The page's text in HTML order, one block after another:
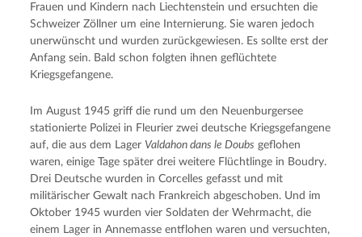
Frauen und Kindern nach Liechtenstein und ersuchten die
Schweizer Zöllner um eine Internierung. Sie waren jedoch
unerwünscht und wurden zurückgewiesen. Es sollte erst der
Anfang sein. Bald schon folgten ihnen geflüchtete
Kriegsgefangene.
Im August 1945 griff die rund um den Neuenburgersee
stationierte Polizei in Fleurier zwei deutsche Kriegsgefangene
auf, die aus dem Lager Valdahon dans le Doubs geflohen
waren, einige Tage später drei weitere Flüchtlinge in Boudry.
Drei Deutsche wurden in Corcelles gefasst und mit
militärischer Gewalt nach Frankreich abgeschoben. Und im
Oktober 1945 wurden vier Soldaten der Wehrmacht, die
einem Lager in Annemasse entflohen waren und versuchten,